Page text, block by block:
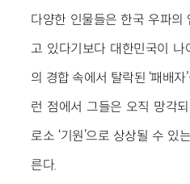
다양한 인물들은 한국 우파의
고 있다기보다 대한민국이
의 경합 속에서 탈락된 ‘패배
런 점에서 그들은 오직 망각
로소 ‘기원’으로 상상될 수 있
른다.